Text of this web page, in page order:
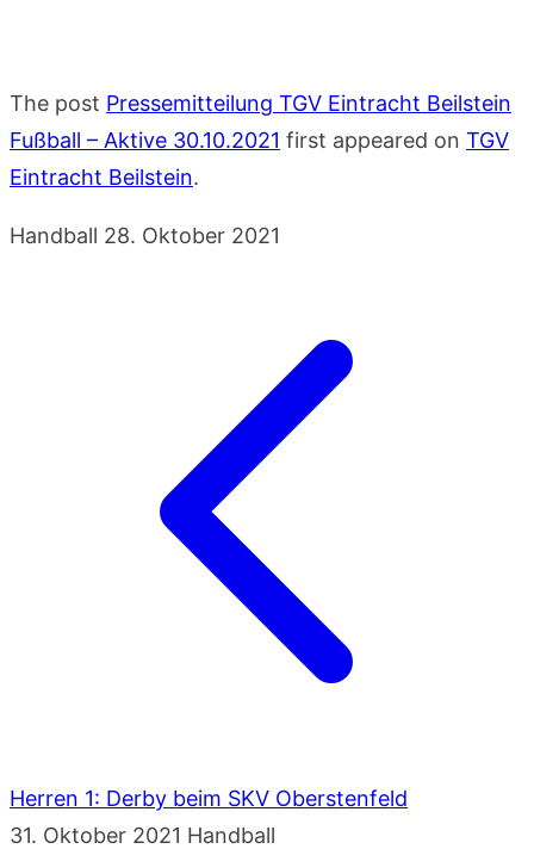
The post Pressemitteilung TGV Eintracht Beilstein
Fußball – Aktive 30.10.2021 first appeared on TGV
Eintracht Beilstein.
Handball 28. Oktober 2021
Herren 1: Derby beim SKV Oberstenfeld
31. Oktober 2021 Handball